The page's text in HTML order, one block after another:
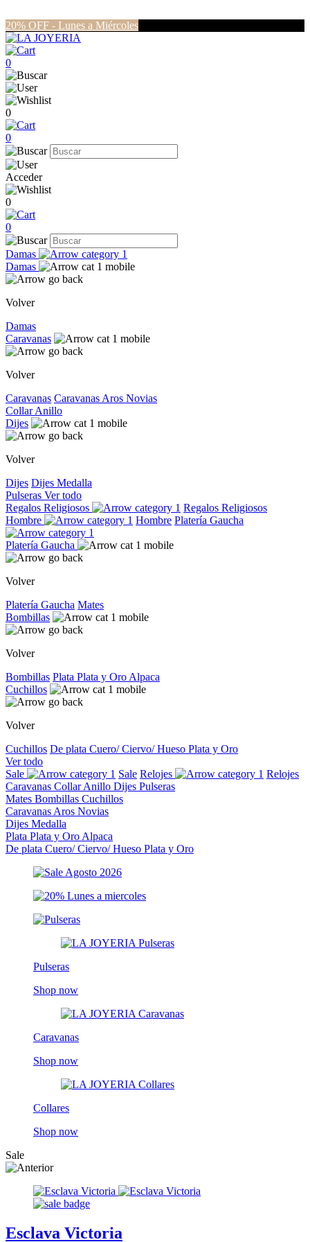
20% OFF - Lunes a Miércoles
0
0
0
Acceder
0
0
Damas
Damas
Volver
Damas
Caravanas
Volver
Caravanas Caravanas Aros Novias
CollarAnillo
Dijes
Volver
Dijes Dijes Medalla
Pulseras Ver todo
Regalos Religiosos
Regalos Religiosos
Hombre
Hombre Platería Gaucha
Platería Gaucha
Volver
Platería Gaucha Mates
Bombillas
Volver
Bombillas Plata Plata y Oro Alpaca
Cuchillos
Volver
Cuchillos De plata Cuero/ Ciervo/ Hueso Plata y Oro
Ver todo
Sale
Sale Relojes
Relojes
Caravanas CollarAnillo Dijes Pulseras
Mates Bombillas Cuchillos
Caravanas Aros Novias
Dijes Medalla
Plata Plata y Oro Alpaca
De plata Cuero/ Ciervo/ Hueso Plata y Oro
Pulseras
Shop now
Caravanas
Shop now
Collares
Shop now
Sale
Esclava Victoria